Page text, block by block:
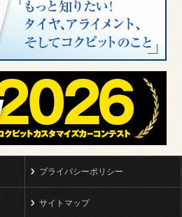
プライバシーポリシー
サイトマップ